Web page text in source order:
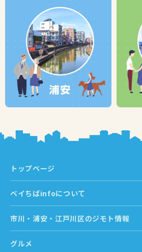
トップページ
ベイちばinfoについて
市川・浦安・江戸川区のジモト情報
グルメ